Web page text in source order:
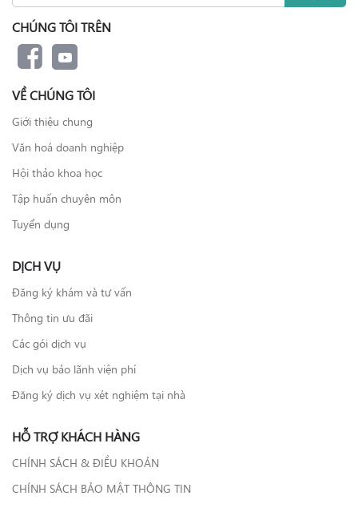
CHÚNG TÔI TRÊN
VỀ CHÚNG TÔI
Giới thiệu chung
Văn hoá doanh nghiệp
Hội thảo khoa học
Tập huấn chuyên môn
Tuyển dụng
DỊCH VỤ
Đăng ký khám và tư vấn
Thông tin ưu đãi
Các gói dịch vụ
Dịch vụ bảo lãnh viện phí
Đăng ký dịch vụ xét nghiệm tại nhà
HỖ TRỢ KHÁCH HÀNG
CHÍNH SÁCH & ĐIỀU KHOẢN
CHÍNH SÁCH BẢO MẬT THÔNG TIN